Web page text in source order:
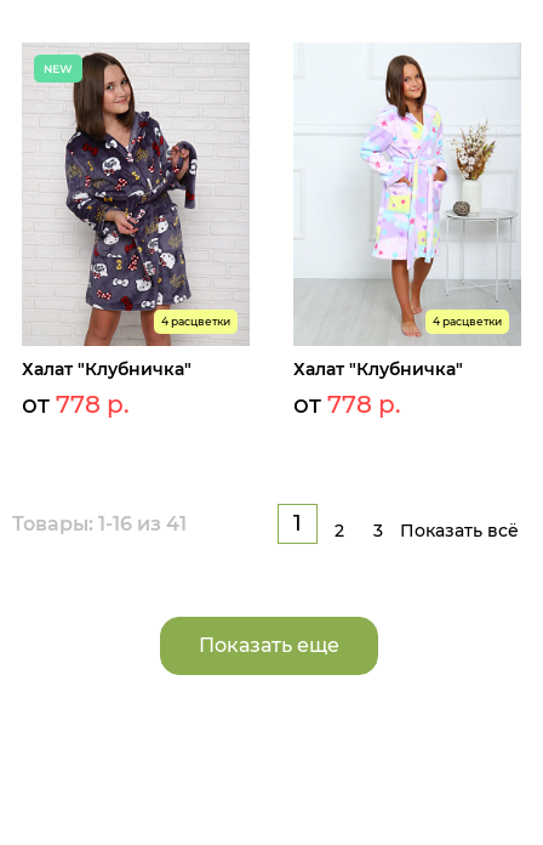
4 расцветки
Халат "Клубничка"
от 778 р.
4 расцветки
Халат "Клубничка"
от 778 р.
Товары: 1-16 из 41 1 2 3 Показать всё
Показать еще